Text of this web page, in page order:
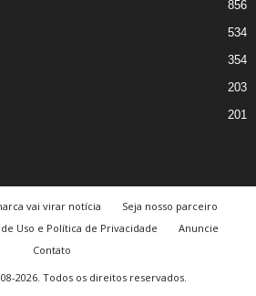
856
534
354
203
201
vai virar notícia
Seja nosso parceiro
Uso e Política de Privacidade
Anuncie
Contato
2026. Todos os direitos reservados.